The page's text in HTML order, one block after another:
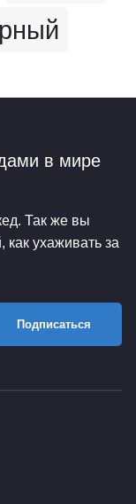
в мире
Так же вы
ухаживать за
Подписаться